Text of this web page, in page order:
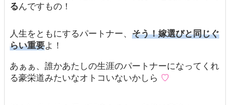
るんですもの！
人生をともにするパートナー、 そう！嫁選びと同じぐ
らい重要よ！
あぁぁ、誰かあたしの生涯のパートナーになってくれ
る豪栄道みたいなオトコいないかしら ♡